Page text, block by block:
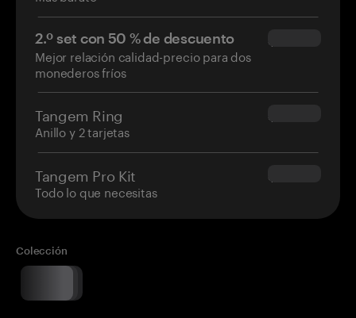
2.º set con 50 % de descuento
Mejor relación calidad-precio para dos
monederos fríos
$34.95
Tangem Ring
Anillo y 2 tarjetas
$160.00
Tangem Pro Kit
Todo lo que necesitas
$180.00
Colección